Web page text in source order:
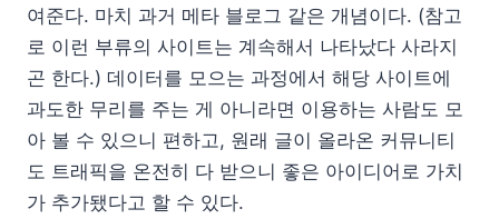
여준다. 마치 과거 메타 블로그 같은 개념이다. (참고
로 이런 부류의 사이트는 계속해서 나타났다 사라지
곤 한다.) 데이터를 모으는 과정에서 해당 사이트에
과도한 무리를 주는 게 아니라면 이용하는 사람도 모
아 볼 수 있으니 편하고, 원래 글이 올라온 커뮤니티
도 트래픽을 온전히 다 받으니 좋은 아이디어로 가치
가 추가됐다고 할 수 있다.